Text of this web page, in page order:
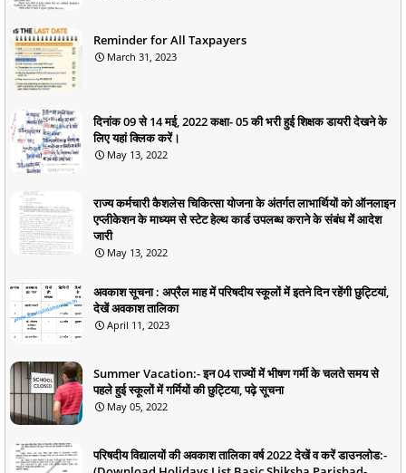
Reminder for All Taxpayers
March 31, 2023
दिनांक 09 से 14 मई, 2022 कक्षा- 05 की भरी हुई शिक्षक डायरी देखने के
लिए यहां क्लिक करें।
May 13, 2022
राज्य कर्मचारी कैशलेस चिकित्सा योजना के अंतर्गत लाभार्थियों को ऑनलाइन
एप्लीकेशन के माध्यम से स्टेट हेल्थ कार्ड उपलब्ध कराने के संबंध में आदेश
जारी
May 13, 2022
अवकाश सूचना : अप्रैल माह में परिषदीय स्कूलों में इतने दिन रहेंगी छुट्टियां,
देखें अवकाश तालिका
April 11, 2023
Summer Vacation:- इन 04 राज्यों में भीषण गर्मी के चलते समय से
पहले हुई स्कूलों में गर्मियों की छुट्टिया, पढ़े सूचना
May 05, 2022
परिषदीय विद्यालयों की अवकाश तालिका वर्ष 2022 देखें व करें डाउनलोड:-